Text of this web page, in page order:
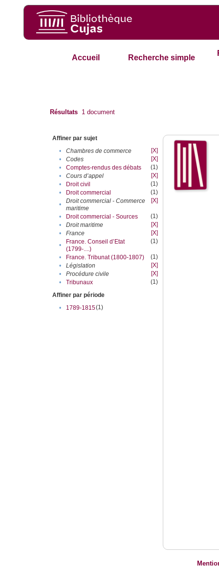
Accueil Recherche simple
Résultats 1 document
Affiner par sujet
•
Chambres de commerce
[X]
•
Codes
[X]
•
Comptes-rendus des débats
(1)
•
Cours d’appel
[X]
•
Droit civil
(1)
•
Droit commercial
(1)
•
Droit commercial - Commerce
maritime
[X]
• Droit commercial - Sources
(1)
•
Droit maritime
[X]
•
France
[X]
•
France. Conseil d’Etat
(1799-....)
(1)
• France. Tribunat (1800-1807)
(1)
•
Législation
[X]
•
Procédure civile
[X]
•
Tribunaux
(1)
Affiner par période
•
1789-1815(1)